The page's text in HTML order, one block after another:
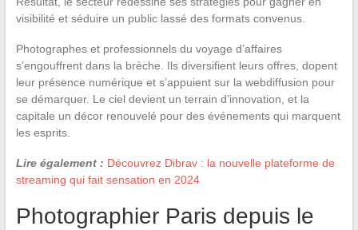
visibilité et séduire un public lassé des formats convenus.
Photographes et professionnels du voyage d’affaires
s’engouffrent dans la brèche. Ils diversifient leurs offres, dopent
leur présence numérique et s’appuient sur la webdiffusion pour
se démarquer. Le ciel devient un terrain d’innovation, et la
capitale un décor renouvelé pour des événements qui marquent
les esprits.
Lire également : Découvrez Dibrav : la nouvelle plateforme de
streaming qui fait sensation en 2024
Photographier Paris depuis le